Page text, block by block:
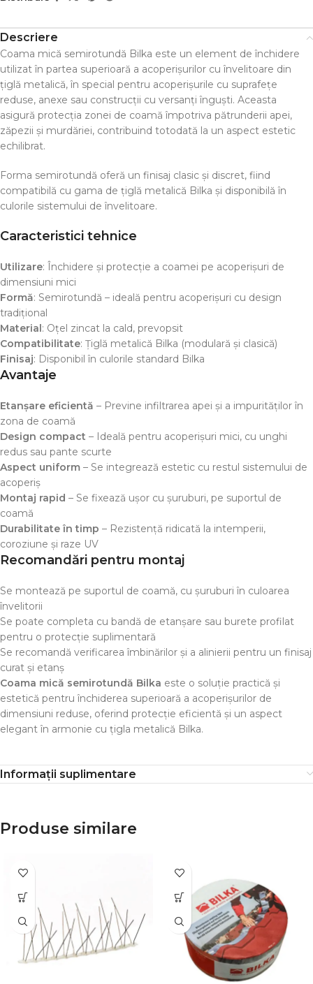
Descriere
Coama mică semirotundă Bilka este un element de închidere
utilizat în partea superioară a acoperișurilor cu învelitoare din
țiglă metalică, în special pentru acoperișurile cu suprafețe
reduse, anexe sau construcții cu versanți înguști. Aceasta
asigură protecția zonei de coamă împotriva pătrunderii apei,
zăpezii și murdăriei, contribuind totodată la un aspect estetic
echilibrat.
Forma semirotundă oferă un finisaj clasic și discret, fiind
compatibilă cu gama de țiglă metalică Bilka și disponibilă în
culorile sistemului de învelitoare.
Caracteristici tehnice
Utilizare: Închidere și protecție a coamei pe acoperișuri de
dimensiuni mici
Formă: Semirotundă – ideală pentru acoperișuri cu design
tradițional
Material: Oțel zincat la cald, prevopsit
Compatibilitate: Țiglă metalică Bilka (modulară și clasică)
Finisaj: Disponibil în culorile standard Bilka
Avantaje
Etanșare eficientă – Previne infiltrarea apei și a impurităților în
zona de coamă
Design compact – Ideală pentru acoperișuri mici, cu unghi
redus sau pante scurte
Aspect uniform – Se integrează estetic cu restul sistemului de
acoperiș
Montaj rapid – Se fixează ușor cu șuruburi, pe suportul de
coamă
Durabilitate în timp – Rezistență ridicată la intemperii,
coroziune și raze UV
Recomandări pentru montaj
Se montează pe suportul de coamă, cu șuruburi în culoarea
învelitorii
Se poate completa cu bandă de etanșare sau burete profilat
pentru o protecție suplimentară
Se recomandă verificarea îmbinărilor și a alinierii pentru un finisaj
curat și etanș
Coama mică semirotundă Bilka este o soluție practică și
estetică pentru închiderea superioară a acoperișurilor de
dimensiuni reduse, oferind protecție eficientă și un aspect
elegant în armonie cu țigla metalică Bilka.
Informații suplimentare
Produse similare